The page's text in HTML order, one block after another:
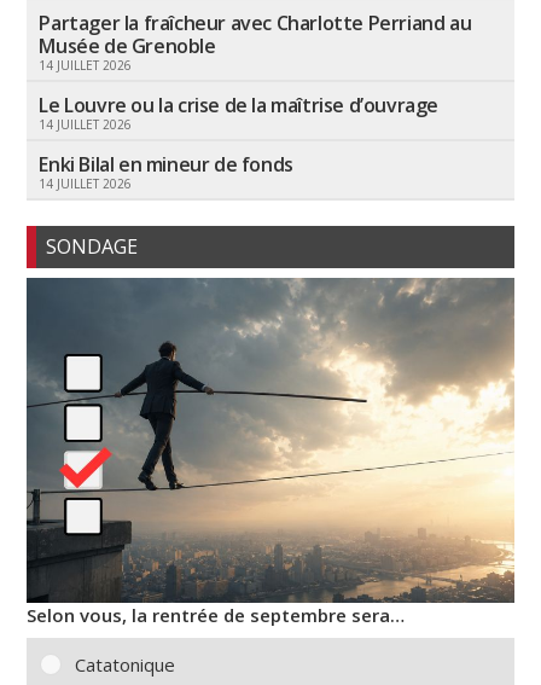
Partager la fraîcheur avec Charlotte Perriand au
Musée de Grenoble
14 JUILLET 2026
Le Louvre ou la crise de la maîtrise d’ouvrage
14 JUILLET 2026
Enki Bilal en mineur de fonds
14 JUILLET 2026
SONDAGE
Selon vous, la rentrée de septembre sera…
Catatonique